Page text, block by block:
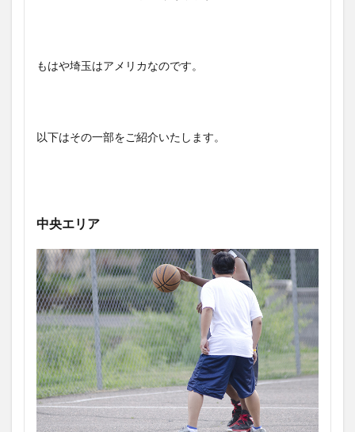
もはや埼玉はアメリカなのです。
以下はその一部をご紹介いたします。
中央エリア